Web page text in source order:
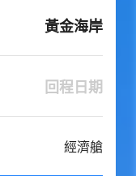
黃金海岸
回程日期
經濟艙